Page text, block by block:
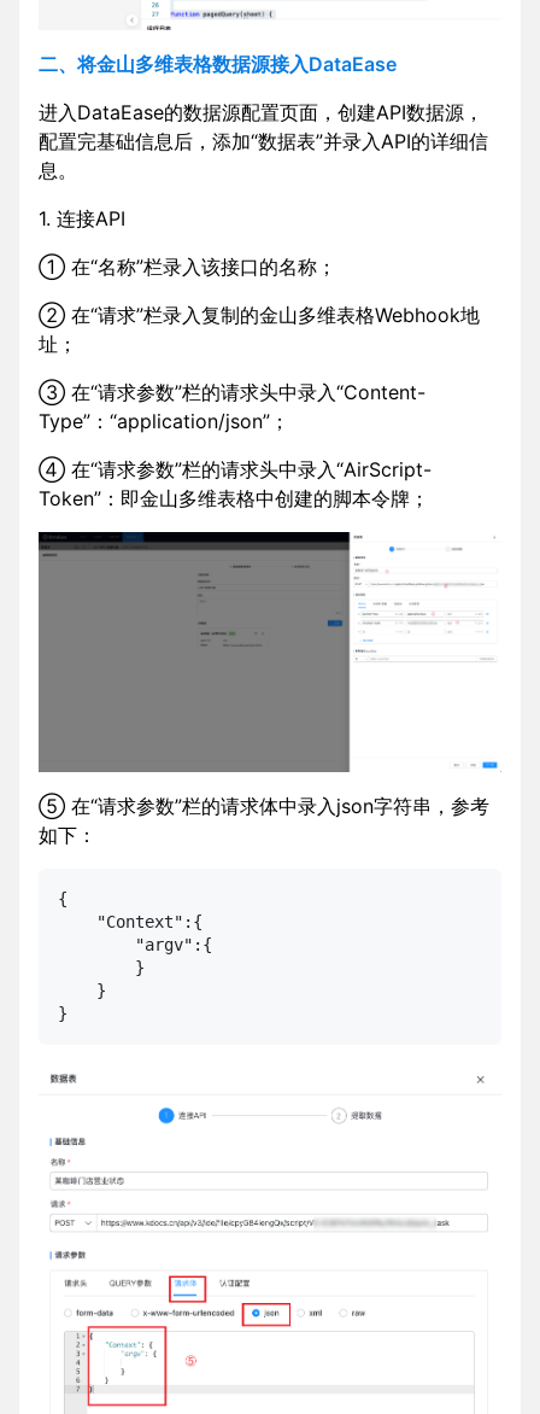
二、将金山多维表格数据源接入DataEase
进入DataEase的数据源配置页面，创建API数据源，
配置完基础信息后，添加“数据表”并录入API的详细信
息。
1. 连接API
① 在“名称”栏录入该接口的名称；
② 在“请求”栏录入复制的金山多维表格Webhook地
址；
③ 在“请求参数”栏的请求头中录入“Content-
Type”：“application/json”；
④ 在“请求参数”栏的请求头中录入“AirScript-
Token”：即金山多维表格中创建的脚本令牌；
⑤ 在“请求参数”栏的请求体中录入json字符串，参考
如下：
{
    "Context":{
        "argv":{
        }
    }
}